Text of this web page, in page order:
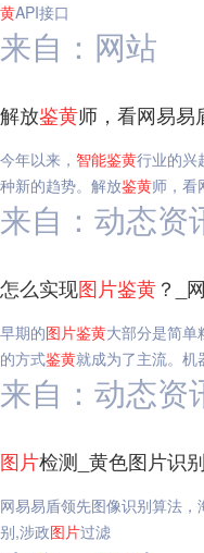
黄API接口
来自：网站
解放鉴黄师，看网易易
今年以来， 智能鉴黄行业的兴
种新的趋势。解放鉴黄师，看
来自：动态资
怎么实现图片鉴黄？_
早期的图片鉴黄大部分是简单
的方式鉴黄就成为了主流。机
来自：动态资
图片检测_黄色图片识
网易易盾领先图像识别算法
别,涉政图片过滤